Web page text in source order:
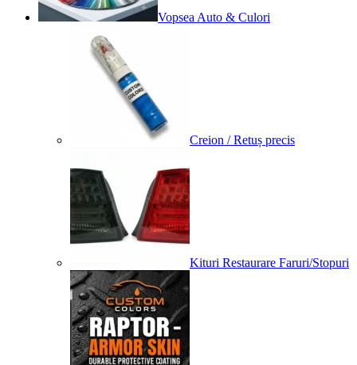
Vopsea Auto & Culori
Creion / Retuș precis
Kituri Restaurare Faruri/Stopuri